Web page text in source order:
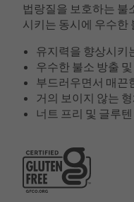
법랑질을 보호하는 불
시키는 동시에 우수한
유지력을 향상시키
우수한 불소 방출
부드러우면서 매끈
거의 보이지 않는
너트 프리 및 글루